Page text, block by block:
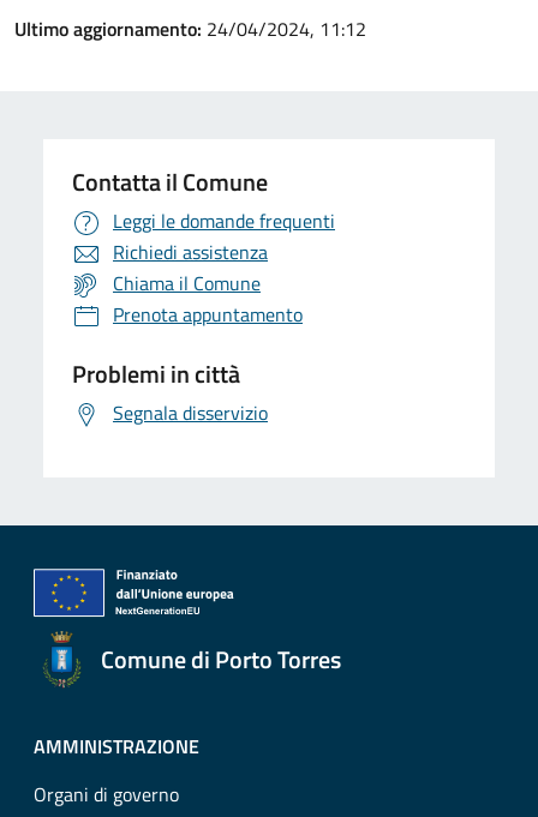
Ultimo aggiornamento: 24/04/2024, 11:12
Contatta il Comune
Leggi le domande frequenti
Richiedi assistenza
Chiama il Comune
Prenota appuntamento
Problemi in città
Segnala disservizio
Comune di Porto Torres
AMMINISTRAZIONE
Organi di governo